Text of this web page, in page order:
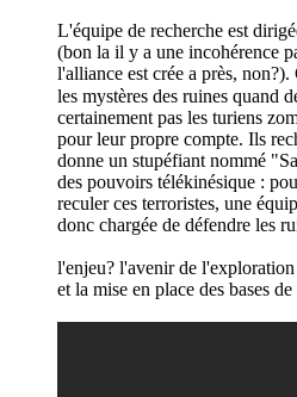
L'équipe de recherche est
(bon la il y a une incohérence
l'alliance est crée a près,
les mystères des ruines quand
certainement pas les turiens
pour leur propre compte. Ils
donne un stupéfiant nommé
des pouvoirs télékinésique :
reculer ces terroristes, une
donc chargée de défendre les
l'enjeu? l'avenir de
et la mise en place des bases